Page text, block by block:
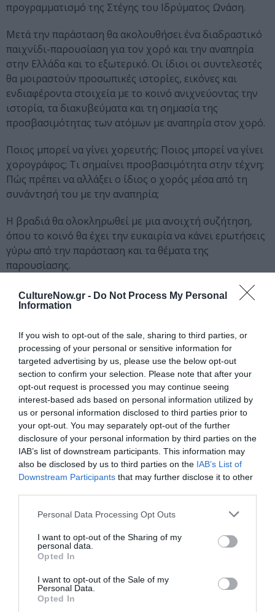
CultureNow.gr - Do Not Process My Personal
Information
If you wish to opt-out of the sale, sharing to third parties, or
processing of your personal or sensitive information for
targeted advertising by us, please use the below opt-out
section to confirm your selection. Please note that after your
opt-out request is processed you may continue seeing
interest-based ads based on personal information utilized by
us or personal information disclosed to third parties prior to
your opt-out. You may separately opt-out of the further
disclosure of your personal information by third parties on the
IAB’s list of downstream participants. This information may
also be disclosed by us to third parties on the IAB’s List of
Downstream Participants that may further disclose it to other
Personal Data Processing Opt Outs
I want to opt-out of the Sharing of my
personal data.
Opted In
I want to opt-out of the Sale of my
Personal Data.
Opted In
προγραμματισμό της Στέγης του Ιδρύματος Ωνάση.
Μετά την παράσταση θα ακολουθήσει ένα διαδραστικό
παιχνίδι-παρουσίαση για τον χορό και την αναπηρία
στην Ελλάδα και το εξωτερικό. Οι ίδιοι οι συντελεστές
θα μοιραστούν προσωπικές ιστορίες, εικόνες και
ενδιαφέροντα στοιχεία με το κοινό ανιχνεύοντας την
ιστορία, τα διακυβεύματα και τη σημασία της
προσβασιμότητας των ατόμων με αναπηρία στον χορό.
Ποιος μπορεί να γίνει χορευτής; Ποιος μπορεί να γίνει
χορογράφος; Τι σημαίνει προσβασιμότητα στην τέχνη;
Πώς πρέπει να αλλάξει ο ίδιος ο χορός μέσα από τη
συνάντησή του με την αναπηρία;
Η βραδιά θα ολοκληρωθεί με μια ανοιχτή συζήτηση,
όπου το κοινό θα έχει την ευκαιρία να κάνει ερωτήσεις
γύρω από την παράσταση και τα θέματα της
παρουσίασης.
Διάρκεια:20 λεπτά
Διαβάστε επίσης:
10ο Διεθνές Φεστιβάλ Χορού και Παραστατικών Τεχνών
Akropoditi DanceFest 2023
Ταυτότητα Εκδήλωσης
Ημερομηνία:
19/07/2023